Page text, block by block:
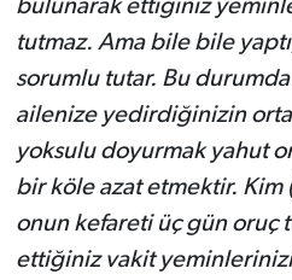
bulunarak ettiğiniz
tutmaz. Ama bile bile
sorumlu tutar. Bu
ailenize yedirdiğinizin
yoksulu doyurmak yahut
bir köle azat etmektir. Kim
onun kefareti üç gün oruç
ettiğiniz vakit